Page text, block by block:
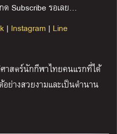
ด Subscribe รอเลย…
| Instagram | Line
าสตร์นักกีฬาไทยคนแรกที่ได้
ย่างสวยงามและเป็นตำนาน